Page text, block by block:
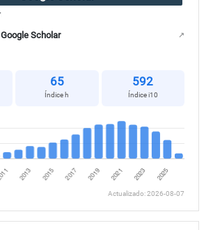
Google Scholar ↗
65
Índice h
592
Índice i10
Actualizado: 2026-08-07